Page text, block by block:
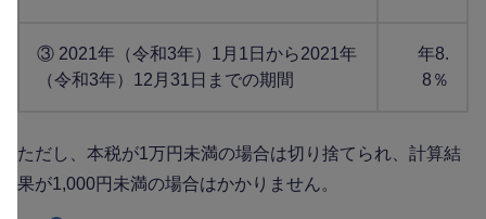
③ 2021年（令和3年）1月1日から2021年
（令和3年）12月31日までの期間
年8.
8％
ただし、本税が1万円未満の場合は切り捨てられ、計算結
果が1,000円未満の場合はかかりません。